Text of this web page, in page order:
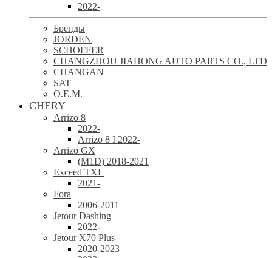
2022-
Бренды
JORDEN
SCHOFFER
CHANGZHOU JIAHONG AUTO PARTS CO., LTD
CHANGAN
SAT
O.E.M.
CHERY
Arrizo 8
2022-
Arrizo 8 I 2022-
Arrizo GX
(M1D) 2018-2021
Exceed TXL
2021-
Fora
2006-2011
Jetour Dashing
2022-
Jetour X70 Plus
2020-2023